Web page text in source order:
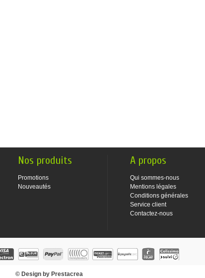
Nos produits
Promotions
Nouveautés
A propos
Qui sommes-nous
Mentions légales
Conditions générales
Service client
Contactez-nous
© Design by Prestacrea